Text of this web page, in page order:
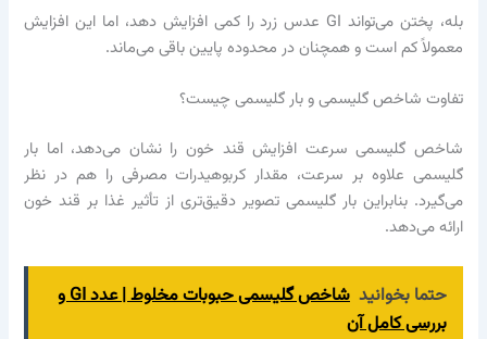
بله، پختن می‌تواند GI عدس زرد را کمی افزایش دهد، اما این افزایش
معمولاً کم است و همچنان در محدوده پایین باقی می‌ماند.
تفاوت شاخص گلیسمی و بار گلیسمی چیست؟
شاخص گلیسمی سرعت افزایش قند خون را نشان می‌دهد، اما بار
گلیسمی علاوه بر سرعت، مقدار کربوهیدرات مصرفی را هم در نظر
می‌گیرد. بنابراین بار گلیسمی تصویر دقیق‌تری از تأثیر غذا بر قند خون
ارائه می‌دهد.
حتما بخوانید
شاخص گلیسمی حبوبات مخلوط | عدد GI و
بررسی کامل آن